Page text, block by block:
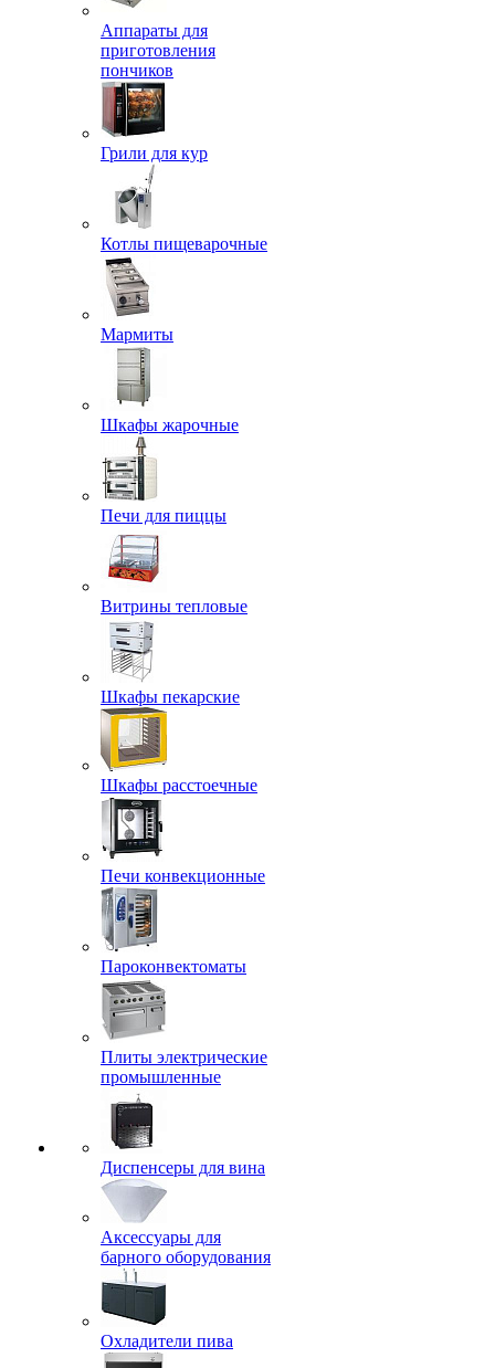
Аппараты для
приготовления
пончиков
Грили для кур
Котлы пищеварочные
Мармиты
Шкафы жарочные
Печи для пиццы
Витрины тепловые
Шкафы пекарские
Шкафы расстоечные
Печи конвекционные
Пароконвектоматы
Плиты электрические
промышленные
Диспенсеры для вина
Аксессуары для
барного оборудования
Охладители пива